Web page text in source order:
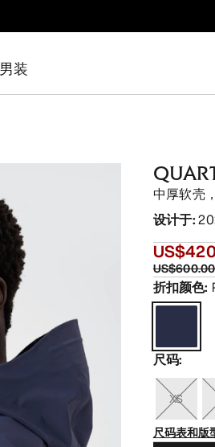
男装
中厚软壳
设计于:
US$600.00
折扣颜色:
尺码:
XS
尺码表和版